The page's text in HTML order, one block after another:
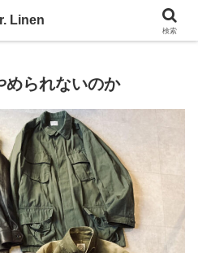
No Life
められないのか
Linen
検索